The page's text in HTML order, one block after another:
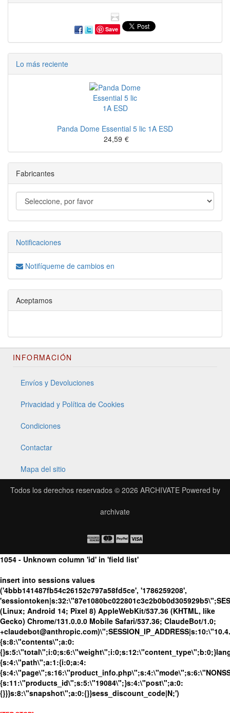
Save
Lo más reciente
Panda Dome Essential 5 lic 1A ESD
24,59 €
Fabricantes
Notificaciones
Notifíqueme de cambios en
Aceptamos
INFORMACIÓN
Envíos y Devoluciones
Privacidad y Política de Cookies
Condiciones
Contactar
Mapa del sitio
Todos los derechos reservados © 2026 ARCHIVATEPowered by
archivate
1054 - Unknown column 'id' in 'field list'
insert into sessions values
('4bbb141487fb54c26152c797a58fd5ce', '1786259208',
(Linux; Android 14; Pixel 8) AppleWebKit/537.36 (KHTML, like
Gecko) Chrome/131.0.0.0 Mobile Safari/537.36; ClaudeBot/1.0;
{s:8:\"contents\";a:0:
{s:4:\"path\";a:1:{i:0;a:4:
{s:11:\"products_id\";s:5:\"19084\";}s:4:\"post\";a:0:
{}}}s:8:\"snapshot\";a:0:{}}sess_discount_code|N;')